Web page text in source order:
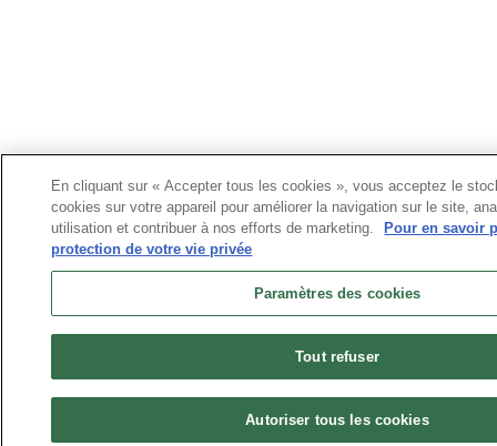
En cliquant sur « Accepter tous les cookies », vous acceptez le
cookies sur votre appareil pour améliorer la navigation sur le site,
utilisation et contribuer à nos efforts de marketing.
Pour en savoir
protection de votre vie privée
Paramètres des cookies
Tout refuser
Autoriser tous les cookies